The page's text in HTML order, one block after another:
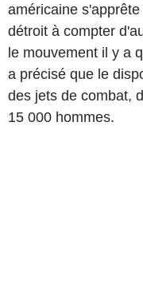
américaine
détroit à compter
le mouvement il y a
a précisé que le
des jets de combat,
15 000 hommes.